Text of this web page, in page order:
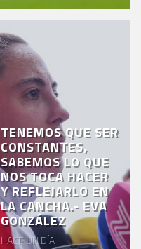
TENEMOS QUE SER
CONSTANTES,
SABEMOS LO QUE
NOS TOCA HACER
Y REFLEJARLO EN
LA CANCHA.- EVA
GONZÁLEZ
HACE UN DÍA